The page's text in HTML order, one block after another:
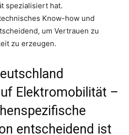
spezialisiert hat.
Know-how und
um Vertrauen zu
zu erzeugen.
Elektromobilität –
entscheidend ist